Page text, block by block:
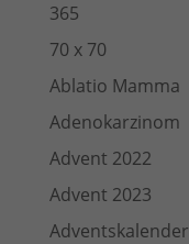
365
70 x 70
Ablatio Mamma
Adenokarzinom
Advent 2022
Advent 2023
Adventskalender